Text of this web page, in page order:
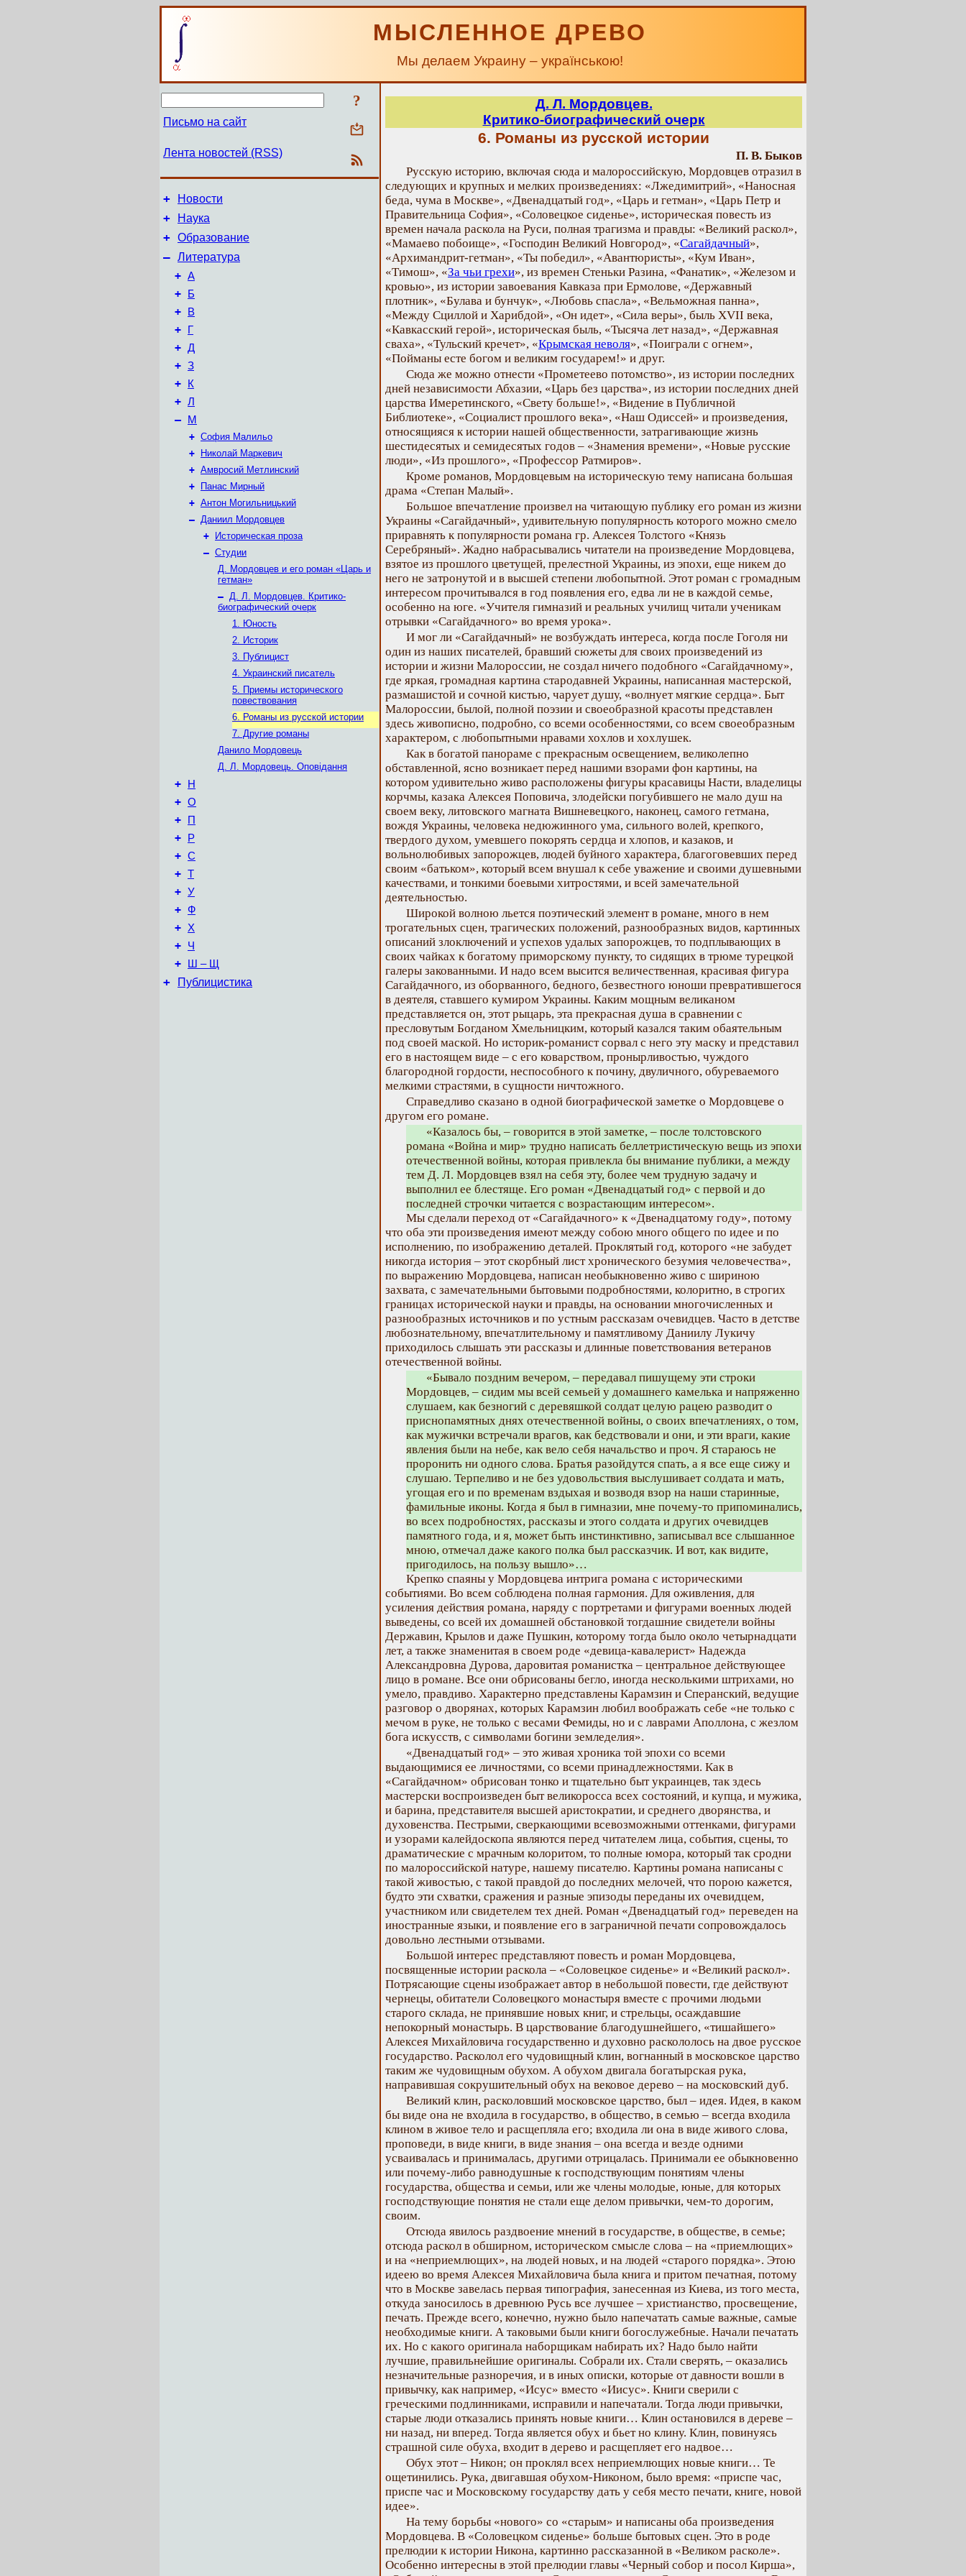
МЫСЛЕННОЕ ДРЕВО
Мы делаем Украину – українською!
?
Письмо на сайт
Лента новостей (RSS)
+ Новости
+ Наука
+ Образование
– Литература
+ А
+ Б
+ В
+ Г
+ Д
+ З
+ К
+ Л
– М
+ София Малильо
+
Николай Маркевич
+ Амвросий Метлинский
+
Панас Мирный
+ Антон Могильницький
– Даниил Мордовцев
+
Историческая проза
– Студии
Д. Мордовцев и его роман «Царь и
гетман»
– Д. Л. Мордовцев. Критико-
биографический очерк
1. Юность
2. Историк
3. Публицист
4. Украинский писатель
5. Приемы исторического
повествования
6. Романы из русской истории
7. Другие романы
Данило Мордовець
Д. Л. Мордовець. Оповідання
+ Н
+ О
+ П
+ Р
+ С
+ Т
+ У
+ Ф
+ Х
+ Ч
+ Ш – Щ
+ Публицистика
Д. Л. Мордовцев.
Критико-биографический очерк
6. Романы из русской истории
П. В. Быков
Русскую историю, включая сюда и малороссийскую, Мордовцев отразил в
следующих и крупных и мелких произведениях: «Лжедимитрий», «Наносная
беда, чума в Москве», «Двенадцатый год», «Царь и гетман», «Царь Петр и
Правительница София», «Соловецкое сиденье», историческая повесть из
времен начала раскола на Руси, полная трагизма и правды: «Великий раскол»,
«Мамаево побоище», «Господин Великий Новгород», «Сагайдачный»,
«Архимандрит-гетман», «Ты победил», «Авантюристы», «Кум Иван»,
«Тимош», «За чьи грехи», из времен Стеньки Разина, «Фанатик», «Железом и
кровью», из истории завоевания Кавказа при Ермолове, «Державный
плотник», «Булава и бунчук», «Любовь спасла», «Вельможная панна»,
«Между Сциллой и Харибдой», «Он идет», «Сила веры», быль XVII века,
«Кавкасский герой», историческая быль, «Тысяча лет назад», «Державная
сваха», «Тульский кречет», «Крымская неволя», «Поиграли с огнем»,
«Пойманы есте богом и великим государем!» и друг.
Сюда же можно отнести «Прометеево потомство», из истории последних
дней независимости Абхазии, «Царь без царства», из истории последних дней
царства Имеретинского, «Свету больше!», «Видение в Публичной
Библиотеке», «Социалист прошлого века», «Наш Одиссей» и произведения,
относящияся к истории нашей общественности, затрагивающие жизнь
шестидесятых и семидесятых годов – «Знамения времени», «Новые русские
люди», «Из прошлого», «Профессор Ратмиров».
Кроме романов, Мордовцевым на историческую тему написана большая
драма «Степан Малый».
Большое впечатление произвел на читающую публику его роман из жизни
Украины «Сагайдачный», удивительную популярность которого можно смело
приравнять к популярности романа гр. Алексея Толстого «Князь
Серебряный». Жадно набрасывались читатели на произведение Мордовцева,
взятое из прошлого цветущей, прелестной Украины, из эпохи, еще никем до
него не затронутой и в высшей степени любопытной. Этот роман с громадным
интересом прочитывался в год появления его, едва ли не в каждой семье,
особенно на юге. «Учителя гимназий и реальных училищ читали ученикам
отрывки «Сагайдачного» во время урока».
И мог ли «Сагайдачный» не возбуждать интереса, когда после Гоголя ни
один из наших писателей, бравший сюжеты для своих произведений из
истории и жизни Малороссии, не создал ничего подобного «Сагайдачному»,
где яркая, громадная картина стародавней Украины, написанная мастерской,
размашистой и сочной кистью, чарует душу, «волнует мягкие сердца». Быт
Малороссии, былой, полной поэзии и своеобразной красоты представлен
здесь живописно, подробно, со всеми особенностями, со всем своеобразным
характером, с любопытными нравами хохлов и хохлушек.
Как в богатой панораме с прекрасным освещением, великолепно
обставленной, ясно возникает перед нашими взорами фон картины, на
котором удивительно живо расположены фигуры красавицы Насти, владелицы
корчмы, казака Алексея Поповича, злодейски погубившего не мало душ на
своем веку, литовского магната Вишневецкого, наконец, самого гетмана,
вождя Украины, человека недюжинного ума, сильного волей, крепкого,
твердого духом, умевшего покорять сердца и хлопов, и казаков, и
вольнолюбивых запорожцев, людей буйного характера, благоговевших перед
своим «батьком», который всем внушал к себе уважение и своими душевными
качествами, и тонкими боевыми хитростями, и всей замечательной
деятельностью.
Широкой волною льется поэтический элемент в романе, много в нем
трогательных сцен, трагических положений, разнообразных видов, картинных
описаний злоключений и успехов удалых запорожцев, то подплывающих в
своих чайках к богатому приморскому пункту, то сидящих в трюме турецкой
галеры закованными. И надо всем высится величественная, красивая фигура
Сагайдачного, из оборванного, бедного, безвестного юноши превратившегося
в деятеля, ставшего кумиром Украины. Каким мощным великаном
представляется он, этот рыцарь, эта прекрасная душа в сравнении с
пресловутым Богданом Хмельницким, который казался таким обаятельным
под своей маской. Но историк-романист сорвал с него эту маску и представил
его в настоящем виде – с его коварством, пронырливостью, чуждого
благородной гордости, неспособного к почину, двуличного, обуреваемого
мелкими страстями, в сущности ничтожного.
Справедливо сказано в одной биографической заметке о Мордовцеве о
другом его романе.
«Казалось бы, – говорится в этой заметке, – после толстовского
романа «Война и мир» трудно написать беллетристическую вещь из эпохи
отечественной войны, которая привлекла бы внимание публики, а между
тем Д. Л. Мордовцев взял на себя эту, более чем трудную задачу и
выполнил ее блестяще. Его роман «Двенадцатый год» с первой и до
последней строчки читается с возрастающим интересом».
Мы сделали переход от «Сагайдачного» к «Двенадцатому году», потому
что оба эти произведения имеют между собою много общего по идее и по
исполнению, по изображению деталей. Проклятый год, которого «не забудет
никогда история – этот скорбный лист хронического безумия человечества»,
по выражению Мордовцева, написан необыкновенно живо с шириною
захвата, с замечательными бытовыми подробностями, колоритно, в строгих
границах исторической науки и правды, на основании многочисленных и
разнообразных источников и по устным рассказам очевидцев. Часто в детстве
любознательному, впечатлительному и памятливому Даниилу Лукичу
приходилось слышать эти рассказы и длинные поветствования ветеранов
отечественной войны.
«Бывало поздним вечером, – передавал пишущему эти строки
Мордовцев, – сидим мы всей семьей у домашнего камелька и напряженно
слушаем, как безногий с деревяшкой солдат целую рацею разводит о
приснопамятных днях отечественной войны, о своих впечатлениях, о том,
как мужички встречали врагов, как бедствовали и они, и эти враги, какие
явления были на небе, как вело себя начальство и проч. Я стараюсь не
проронить ни одного слова. Братья разойдутся спать, а я все еще сижу и
слушаю. Терпеливо и не без удовольствия выслушивает солдата и мать,
угощая его и по временам вздыхая и возводя взор на наши старинные,
фамильные иконы. Когда я был в гимназии, мне почему-то припоминались,
во всех подробностях, рассказы и этого солдата и других очевидцев
памятного года, и я, может быть инстинктивно, записывал все слышанное
мною, отмечал даже какого полка был рассказчик. И вот, как видите,
пригодилось, на пользу вышло»…
Крепко спаяны у Мордовцева интрига романа с историческими
событиями. Во всем соблюдена полная гармония. Для оживления, для
усиления действия романа, наряду с портретами и фигурами военных людей
выведены, со всей их домашней обстановкой тогдашние свидетели войны
Державин, Крылов и даже Пушкин, которому тогда было около четырнадцати
лет, а также знаменитая в своем роде «девица-кавалерист» Надежда
Александровна Дурова, даровитая романистка – центральное действующее
лицо в романе. Все они обрисованы бегло, иногда несколькими штрихами, но
умело, правдиво. Характерно представлены Карамзин и Сперанский, ведущие
разговор о дворянах, которых Карамзин любил воображать себе «не только с
мечом в руке, не только с весами Фемиды, но и с лаврами Аполлона, с жезлом
бога искусств, с символами богини земледелия».
«Двенадцатый год» – это живая хроника той эпохи со всеми
выдающимися ее личностями, со всеми принадлежностями. Как в
«Сагайдачном» обрисован тонко и тщательно быт украинцев, так здесь
мастерски воспроизведен быт великоросса всех состояний, и купца, и мужика,
и барина, представителя высшей аристократии, и среднего дворянства, и
духовенства. Пестрыми, сверкающими всевозможными оттенками, фигурами
и узорами калейдоскопа являются перед читателем лица, события, сцены, то
драматические с мрачным колоритом, то полные юмора, который так сродни
по малороссийской натуре, нашему писателю. Картины романа написаны с
такой живостью, с такой правдой до последних мелочей, что порою кажется,
будто эти схватки, сражения и разные эпизоды переданы их очевидцем,
участником или свидетелем тех дней. Роман «Двенадцатый год» переведен на
иностранные языки, и появление его в заграничной печати сопровождалось
довольно лестными отзывами.
Большой интерес представляют повесть и роман Мордовцева,
посвященные истории раскола – «Соловецкое сиденье» и «Великий раскол».
Потрясающие сцены изображает автор в небольшой повести, где действуют
чернецы, обитатели Соловецкого монастыря вместе с прочими людьми
старого склада, не принявшие новых книг, и стрельцы, осаждавшие
непокорный монастырь. В царствование благодушнейшего, «тишайшего»
Алексея Михайловича государственно и духовно раскололось на двое русское
государство. Расколол его чудовищный клин, вогнанный в московское царство
таким же чудовищным обухом. А обухом двигала богатырская рука,
направившая сокрушительный обух на вековое дерево – на московский дуб.
Великий клин, расколовший московское царство, был – идея. Идея, в каком
бы виде она не входила в государство, в общество, в семью – всегда входила
клином в живое тело и расщепляла его; входила ли она в виде живого слова,
проповеди, в виде книги, в виде знания – она всегда и везде одними
усваивалась и принималась, другими отрицалась. Принимали ее обыкновенно
или почему-либо равнодушные к господствующим понятиям члены
государства, общества и семьи, или же члены молодые, юные, для которых
господствующие понятия не стали еще делом привычки, чем-то дорогим,
своим.
Отсюда явилось раздвоение мнений в государстве, в обществе, в семье;
отсюда раскол в обширном, историческом смысле слова – на «приемлющих»
и на «неприемлющих», на людей новых, и на людей «старого порядка». Этою
идеею во время Алексея Михайловича была книга и притом печатная, потому
что в Москве завелась первая типография, занесенная из Киева, из того места,
откуда заносилось в древнюю Русь все лучшее – христианство, просвещение,
печать. Прежде всего, конечно, нужно было напечатать самые важные, самые
необходимые книги. А таковыми были книги богослужебные. Начали печатать
их. Но с какого оригинала наборщикам набирать их? Надо было найти
лучшие, правильнейшие оригиналы. Собрали их. Стали сверять, – оказались
незначительные разноречия, и в иных описки, которые от давности вошли в
привычку, как например, «Исус» вместо «Иисус». Книги сверили с
греческими подлинниками, исправили и напечатали. Тогда люди привычки,
старые люди отказались принять новые книги… Клин остановился в дереве –
ни назад, ни вперед. Тогда является обух и бьет но клину. Клин, повинуясь
страшной силе обуха, входит в дерево и расщепляет его надвое…
Обух этот – Никон; он проклял всех неприемлющих новые книги… Те
ощетинились. Рука, двигавшая обухом-Никоном, было время: «приспе час,
приспе час и Московскому государству дать у себя место печати, книге, новой
идее».
На тему борьбы «нового» со «старым» и написаны оба произведения
Мордовцева. В «Соловецком сиденье» больше бытовых сцен. Это в роде
прелюдии к истории Никона, картинно рассказанной в «Великом расколе».
Особенно интересны в этой прелюдии главы «Черный собор и посол Кирша»,